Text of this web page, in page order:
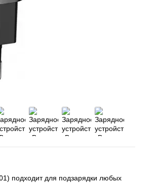
подходит для подзарядки любых